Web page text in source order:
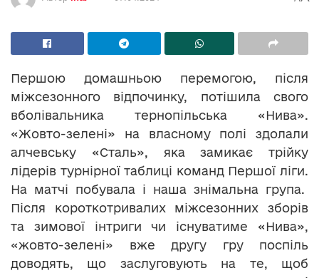
Першою домашньою перемогою, після
міжсезонного відпочинку, потішила свого
вболівальника тернопільська «Нива».
«Жовто-зелені» на власному полі здолали
алчевську «Сталь», яка замикає трійку
лідерів турнірної таблиці команд Першої ліги.
На матчі побувала і наша знімальна група.
Після короткотривалих міжсезонних зборів
та зимової інтриги чи існуватиме «Нива»,
«жовто-зелені» вже другу гру поспіль
доводять, що заслуговують на те, щоб